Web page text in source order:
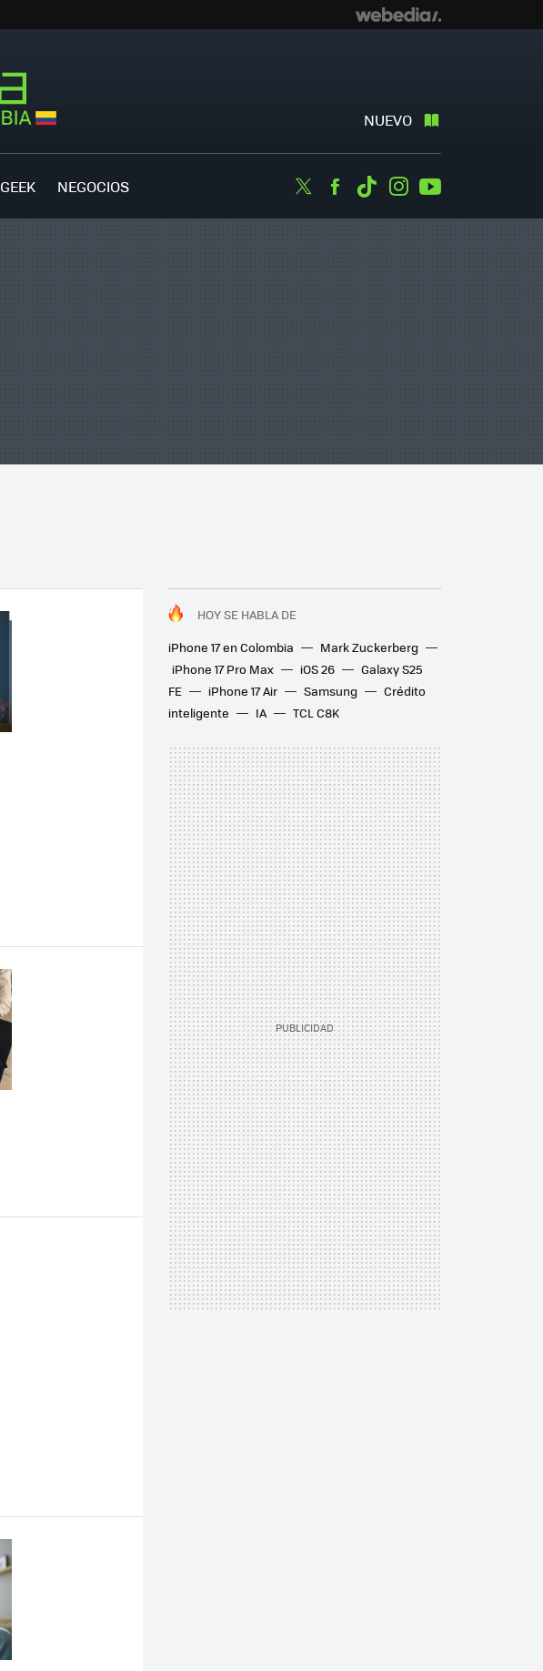
NUEVO
GEEK NEGOCIOS TwitterFacebook
TiktokInstagram
HOY SE HABLA DE
iPhone 17 en Colombia
Mark Zuckerberg
iPhone 17 Pro Max
iOS 26
Galaxy S25
FE
iPhone 17 Air Samsung
Crédito
inteligente
IA TCL C8K